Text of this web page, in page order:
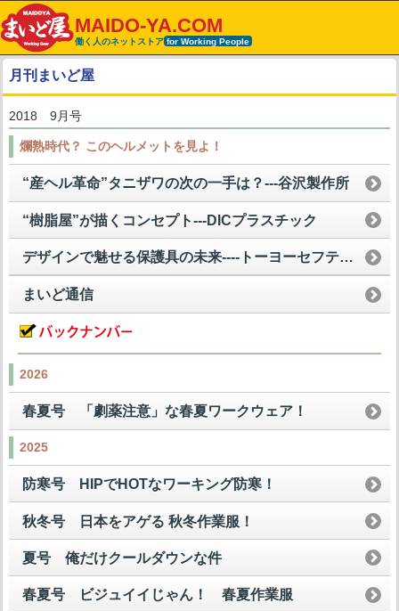
MAIDO-YA.COM
働く人のネットストア for Working People
月刊まいど屋
2018 9月号
爛熟時代？ このヘルメットを見よ！
“産ヘル革命”タニザワの次の一手は？---谷沢製作所
“樹脂屋”が描くコンセプト---DICプラスチック
デザインで魅せる保護具の未来----トーヨーセフティー
まいど通信
2026
春夏号 「劇薬注意」な春夏ワークウェア！
2025
防寒号 HIPでHOTなワーキング防寒！
秋冬号 日本をアゲる 秋冬作業服！
夏号 俺だけクールダウンな件
春夏号 ビジュイイじゃん！ 春夏作業服